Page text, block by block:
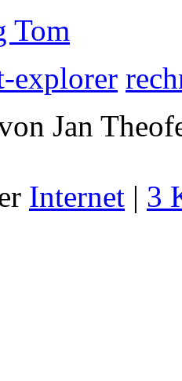
Tom
explorer
Jan
Internet | 3